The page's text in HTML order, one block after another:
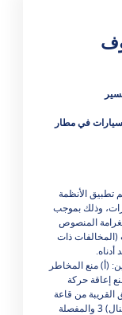
في مطار
تطبيق الأنظمة
وذلك بموجب
بحسب قيمة الغرامة المنصوص
(المخالفات ذات
(أ) منع المخاطر
إعاقة حركة
من قاعة
المسافرين (تيرمينال) 1 وقاعة المسافرين (تيرمينال) 3 والمفصلة